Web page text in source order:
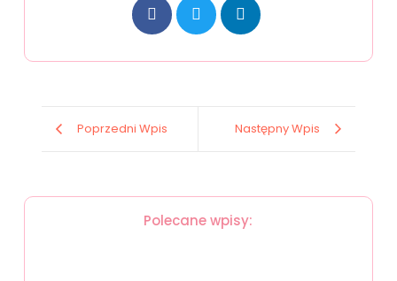
Poprzedni Wpis Następny Wpis
Polecane wpisy: